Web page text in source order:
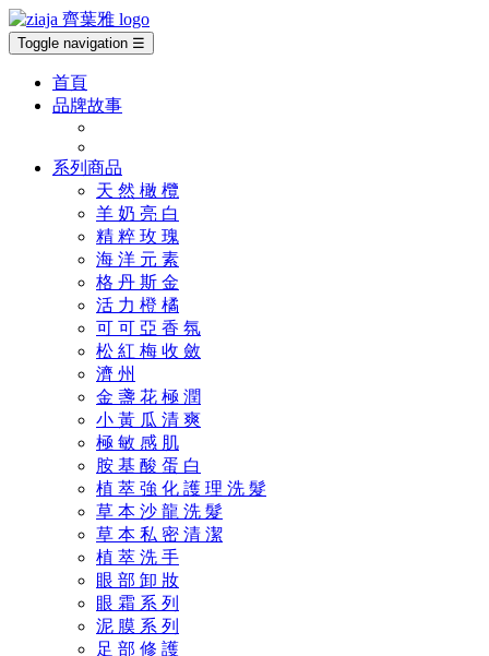
Toggle navigation ☰
首頁
品牌故事
系列商品
天 然 橄 欖
羊 奶 亮 白
精 粹 玫 瑰
海 洋 元 素
格 丹 斯 金
活 力 橙 橘
可 可 亞 香 氛
松 紅 梅 收 斂
濟 州
金 盞 花 極 潤
小 黃 瓜 清 爽
極 敏 感 肌
胺 基 酸 蛋 白
植 萃 強 化 護 理 洗 髮
草 本 沙 龍 洗 髮
草 本 私 密 清 潔
植 萃 洗 手
眼 部 卸 妝
眼 霜 系 列
泥 膜 系 列
足 部 修 護